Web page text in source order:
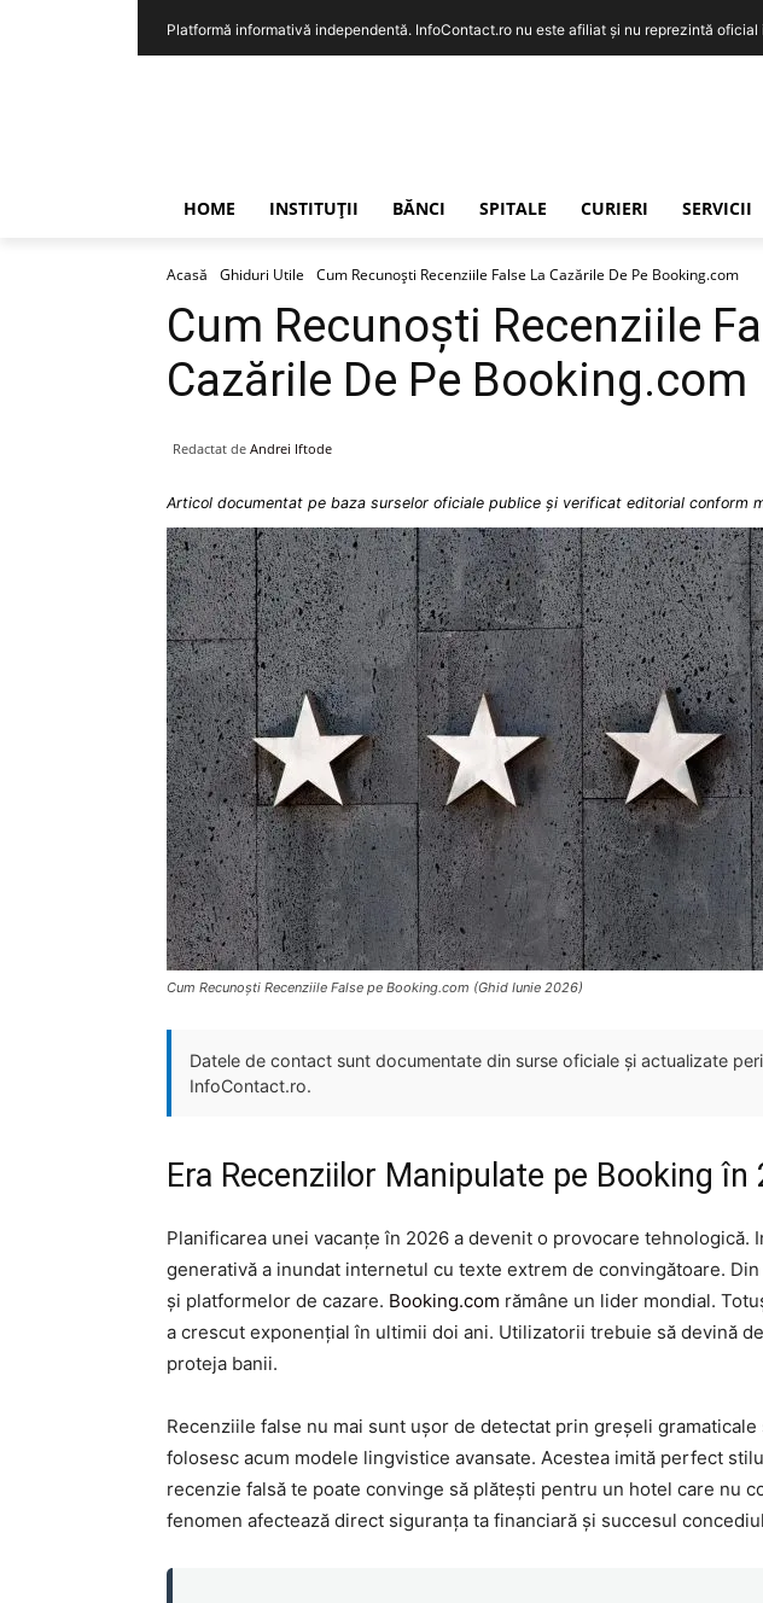
Platformă informativă independentă. InfoContact.ro nu este afiliat și nu reprezintă
HOME INSTITUȚII BĂNCI SPITALE CURIERI SERVICII
Acasă Ghiduri Utile Cum Recunoști Recenziile False La Cazările De Pe Booking.com
Cum Recunoști Recenziile
Cazările De Pe Booking.com
Redactat de Andrei Iftode
Articol documentat pe baza surselor oficiale publice și verificat editorial conform
Cum Recunoști Recenziile False pe Booking.com (Ghid Iunie 2026)
Datele de contact sunt documentate din surse oficiale și actualizate
InfoContact.ro.
Era Recenziilor Manipulate pe Booking în
Planificarea unei vacanțe în 2026 a devenit o provocare tehnologică.
generativă a inundat internetul cu texte extrem de convingătoare.
și platformelor de cazare. Booking.com rămâne un lider mondial.
a crescut exponențial în ultimii doi ani. Utilizatorii trebuie să devină
proteja banii.
Recenziile false nu mai sunt ușor de detectat prin greșeli
folosesc acum modele lingvistice avansate. Acestea imită perfect
recenzie falsă te poate convinge să plătești pentru un hotel care nu
fenomen afectează direct siguranța ta financiară și succesul